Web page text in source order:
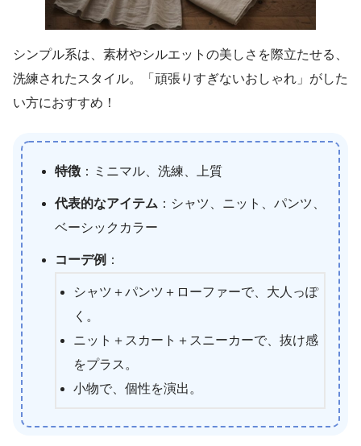
シンプル系は、素材やシルエットの美しさを際立たせる、
洗練されたスタイル。「頑張りすぎないおしゃれ」がした
い方におすすめ！
特徴 ：ミニマル、洗練、上質
代表的なアイテム ：シャツ、ニット、パンツ、
ベーシックカラー
コーデ例 ：
シャツ＋パンツ＋ローファーで、大人っぽ
く。
ニット＋スカート＋スニーカーで、抜け感
をプラス。
小物で、個性を演出。